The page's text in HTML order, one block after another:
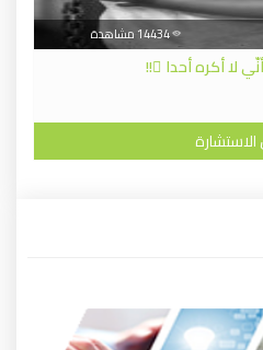
14434 مشاهدة
لا أكره أحدا ً!!